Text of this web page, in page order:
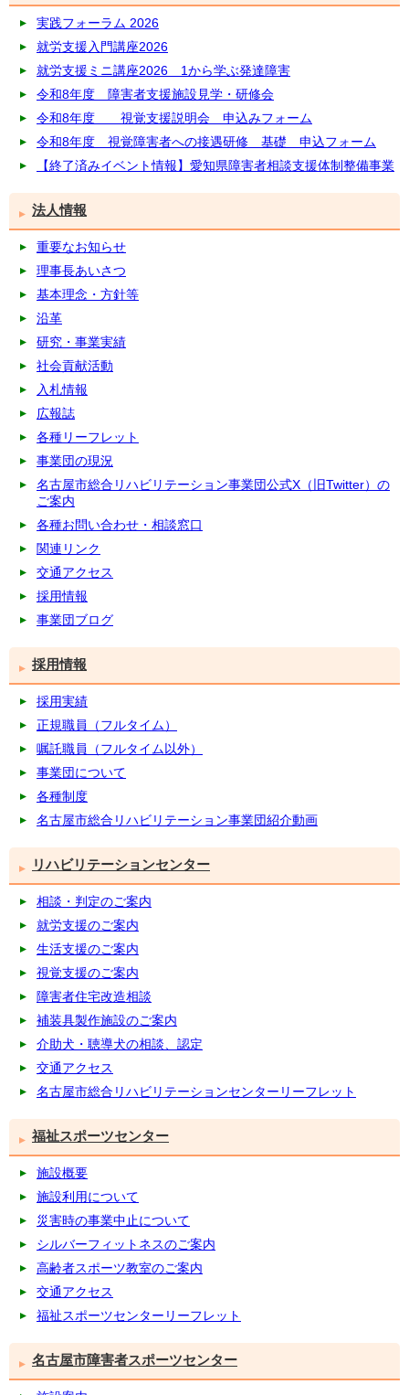
実践フォーラム 2026
就労支援入門講座2026
就労支援ミニ講座2026 1から学ぶ発達障害
令和8年度 障害者支援施設見学・研修会
令和8年度 視覚支援説明会 申込みフォーム
令和8年度 視覚障害者への接遇研修 基礎 申込フォーム
【終了済みイベント情報】愛知県障害者相談支援体制整備事業
法人情報
重要なお知らせ
理事長あいさつ
基本理念・方針等
沿革
研究・事業実績
社会貢献活動
入札情報
広報誌
各種リーフレット
事業団の現況
名古屋市総合リハビリテーション事業団公式X（旧Twitter）の
ご案内
各種お問い合わせ・相談窓口
関連リンク
交通アクセス
採用情報
事業団ブログ
採用情報
採用実績
正規職員（フルタイム）
嘱託職員（フルタイム以外）
事業団について
各種制度
名古屋市総合リハビリテーション事業団紹介動画
リハビリテーションセンター
相談・判定のご案内
就労支援のご案内
生活支援のご案内
視覚支援のご案内
障害者住宅改造相談
補装具製作施設のご案内
介助犬・聴導犬の相談、認定
交通アクセス
名古屋市総合リハビリテーションセンターリーフレット
福祉スポーツセンター
施設概要
施設利用について
災害時の事業中止について
シルバーフィットネスのご案内
高齢者スポーツ教室のご案内
交通アクセス
福祉スポーツセンターリーフレット
名古屋市障害者スポーツセンター